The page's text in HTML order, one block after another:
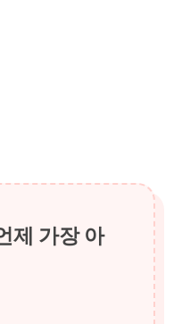
제 가장 아